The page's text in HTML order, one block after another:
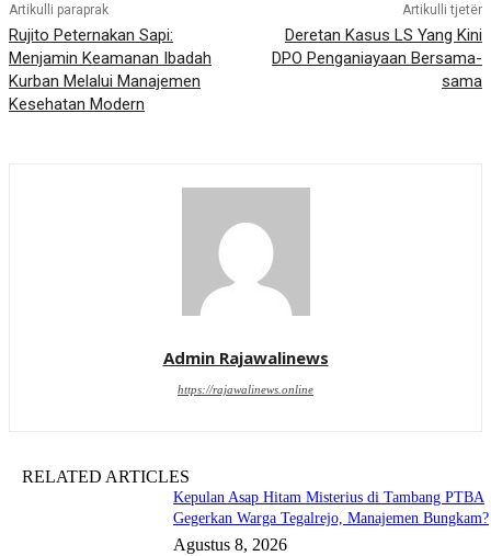
Artikulli paraprak
Rujito Peternakan Sapi:
Menjamin Keamanan Ibadah
Kurban Melalui Manajemen
Kesehatan Modern
Artikulli tjetër
Deretan Kasus LS Yang Kini
DPO Penganiayaan Bersama-
sama
Admin Rajawalinews
https://rajawalinews.online
RELATED ARTICLES
Kepulan Asap Hitam Misterius di Tambang PTBA
Gegerkan Warga Tegalrejo, Manajemen Bungkam?
Agustus 8, 2026